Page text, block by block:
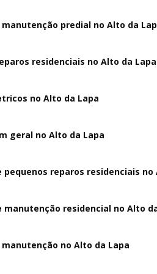
predial no Alto da
residenciais no Alto da Lapa
no Alto da Lapa
geral no Alto da Lapa
pequenos reparos residenciais no
manutenção residencial no Alto
no Alto da Lapa